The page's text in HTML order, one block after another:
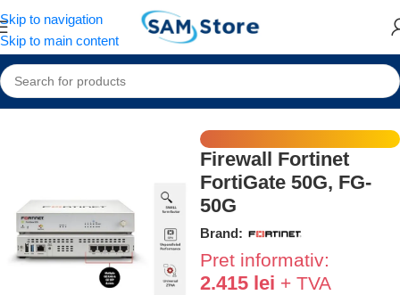
Skip to navigation
Skip to main content
Home/ Echipamente retea/ Routere/ Routere Fortinet
Firewall Fortinet
FortiGate 50G, FG-
50G
Brand:
2.415 lei